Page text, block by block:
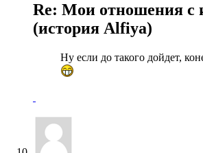
Re: Мои отношения с
(история Alfiya)
Ну если до такого дойдет,